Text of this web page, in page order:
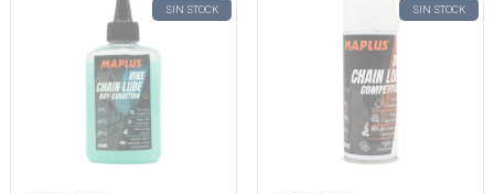
SIN STOCK SIN STOCK